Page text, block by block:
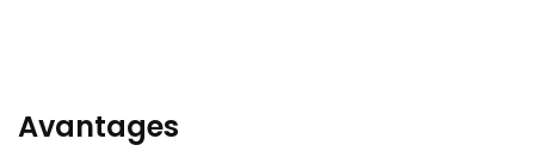
Avantages